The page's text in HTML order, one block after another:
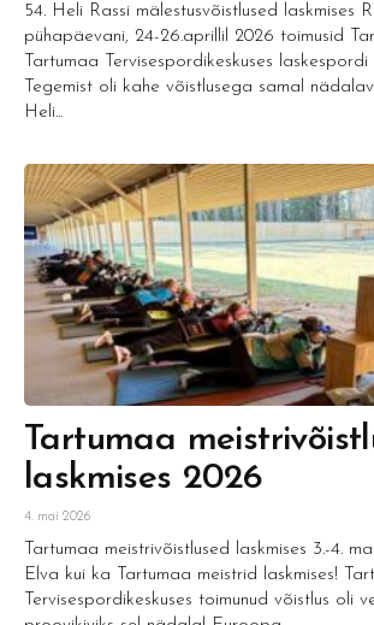
54. Heli Rassi mälestusvõistlused laskmises
pühapäevani, 24-26.aprillil 2026 toimusid
Tartumaa Tervisespordikeskuses laskespordi
Tegemist oli kahe võistlusega samal
Heli...
Tartumaa
laskmises 2026
4. mai 2026
Tartumaa meistrivõistlused laskmises 3.-4.
Elva kui ka Tartumaa meistrid laskmises!
Tervisespordikeskuses toimunud võistlus oli